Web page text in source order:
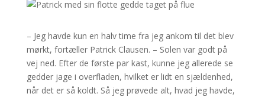
– Jeg havde kun en halv time fra jeg ankom til det blev
mørkt, fortæller Patrick Clausen. – Solen var godt på
vej ned. Efter de første par kast, kunne jeg allerede se
gedder jage i overfladen, hvilket er lidt en sjældenhed,
når det er så koldt. Så jeg prøvede alt, hvad jeg havde,